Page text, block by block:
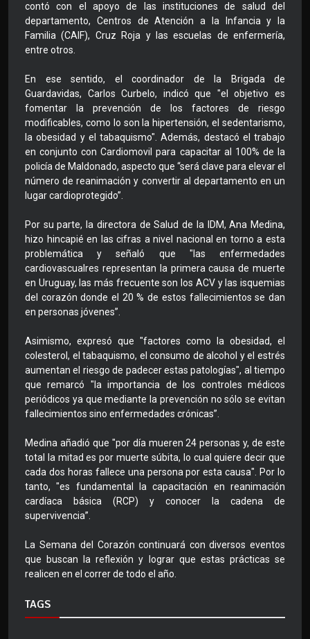
contó con el apoyo de las instituciones de salud del
departamento, Centros de Atención a la Infancia y la
Familia (CAIF), Cruz Roja y las escuelas de enfermería,
entre otros.
En ese sentido, el coordinador de la Brigada de
Guardavidas, Carlos Curbelo, indicó que "el objetivo es
fomentar la prevención de los factores de riesgo
modificables, como lo son la hipertensión, el sedentarismo,
la obesidad y el tabaquismo". Además, destacó el trabajo
en conjunto con Cardiomovil para capacitar al 100% de la
policía de Maldonado, aspecto que “será clave para elevar el
número de reanimación y convertir al departamento en un
lugar cardioprotegido”.
Por su parte, la directora de Salud de la IDM, Ana Medina,
hizo hincapié en las cifras a nivel nacional en torno a esta
problemática y señaló que "las enfermedades
cardiovascualres representan la primera causa de muerte
en Uruguay, las más frecuente son los ACV y las isquemias
del corazón donde el 20 % de estos fallecimientos se dan
en personas jóvenes”.
Asimismo, expresó que "factores como la obesidad, el
colesterol, el tabaquismo, el consumo de alcohol y el estrés
aumentan el riesgo de padecer estas patologías", al tiempo
que remarcó "la importancia de los controles médicos
periódicos ya que mediante la prevención no sólo se evitan
fallecimientos sino enfermedades crónicas”.
Medina añadió que "por día mueren 24 personas y, de este
total la mitad es por muerte súbita, lo cual quiere decir que
cada dos horas fallece una persona por esta causa". Por lo
tanto, "es fundamental la capacitación en reanimación
cardíaca básica (RCP) y conocer la cadena de
supervivencia”.
La Semana del Corazón continuará con diversos eventos
que buscan la reflexión y lograr que estas prácticas se
realicen en el correr de todo el año.
TAGS